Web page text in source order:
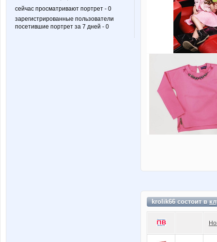
сейчас просматривают портрет - 0
зарегистрированные пользователи
посетившие портрет за 7 дней - 0
krolik66 состоит в